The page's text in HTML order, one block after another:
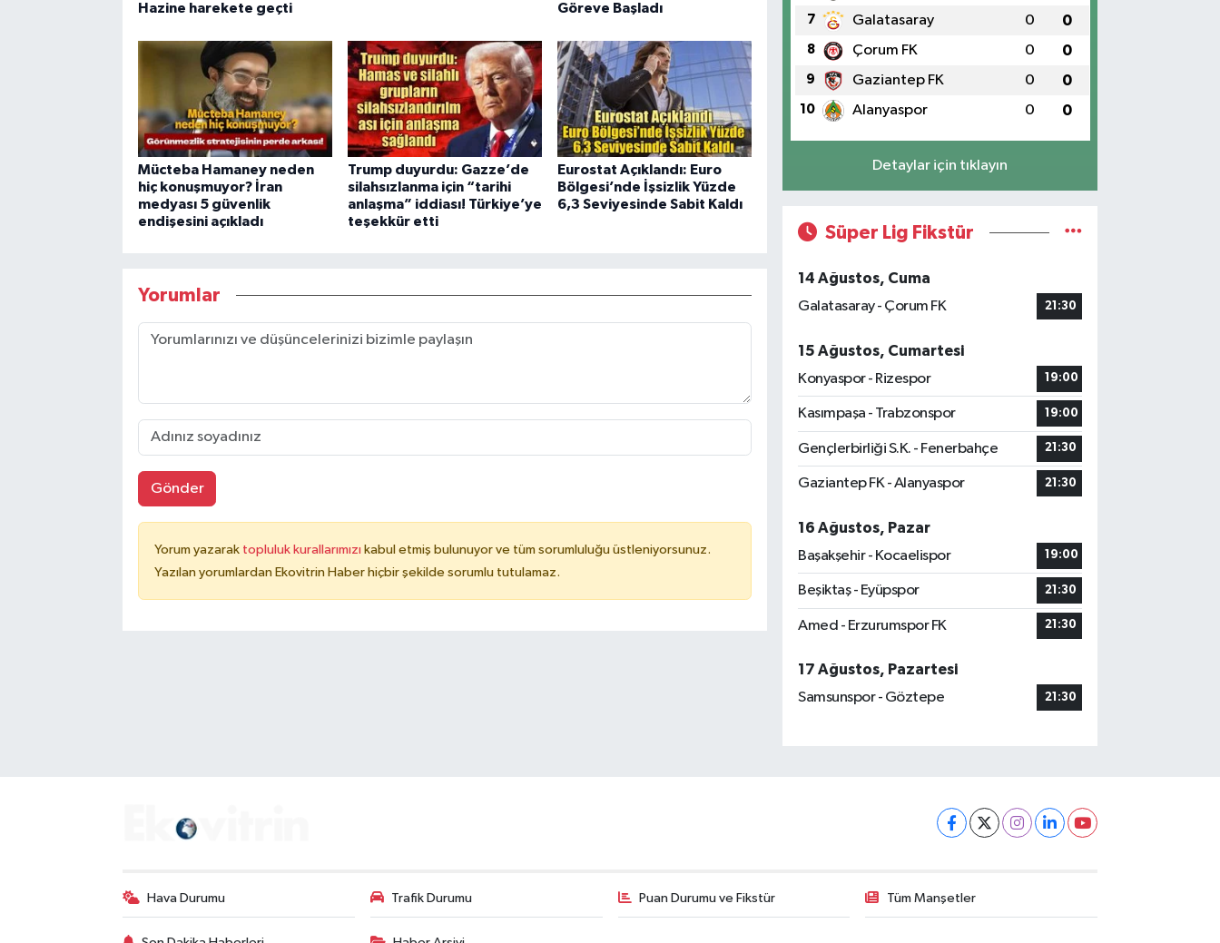
Hazine harekete geçti
Göreve Başladı
Mücteba Hamaney neden
hiç konuşmuyor? İran
medyası 5 güvenlik
endişesini açıkladı
Trump duyurdu: Gazze’de
silahsızlanma için “tarihi
anlaşma” iddiası! Türkiye’ye
teşekkür etti
Eurostat Açıklandı: Euro
Bölgesi’nde İşsizlik Yüzde
6,3 Seviyesinde Sabit Kaldı
Yorumlar
Gönder
Yorum yazarak topluluk kurallarımızı kabul etmiş bulunuyor ve tüm sorumluluğu üstleniyorsunuz.
Yazılan yorumlardan Ekovitrin Haber hiçbir şekilde sorumlu tutulamaz.
7 Galatasaray 0 0
8 Çorum FK 0 0
9 Gaziantep FK 0 0
10 Alanyaspor 0 0
Detaylar için tıklayın
Süper Lig Fikstür
14 Ağustos, Cuma
Galatasaray - Çorum FK
21:30
15 Ağustos, Cumartesi
Konyaspor - Rizespor
19:00
Kasımpaşa - Trabzonspor 19:00
Gençlerbirliği S.K. - Fenerbahçe 21:30
Gaziantep FK - Alanyaspor 21:30
16 Ağustos, Pazar
Başakşehir - Kocaelispor
19:00
Beşiktaş - Eyüpspor 21:30
Amed - Erzurumspor FK 21:30
17 Ağustos, Pazartesi
Samsunspor - Göztepe
21:30
Hava Durumu Trafik Durumu Puan Durumu ve Fikstür Tüm Manşetler